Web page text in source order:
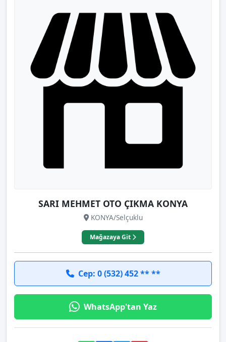
SARI MEHMET OTO ÇIKMA KONYA
KONYA/Selçuklu
Mağazaya Git
Cep: 0 (532) 452 ** **
WhatsApp'tan Yaz